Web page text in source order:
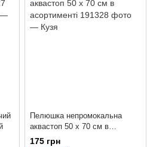
Пелюшка непромокальна
аквастоп 50 x 70 см в
асортименті
175 грн